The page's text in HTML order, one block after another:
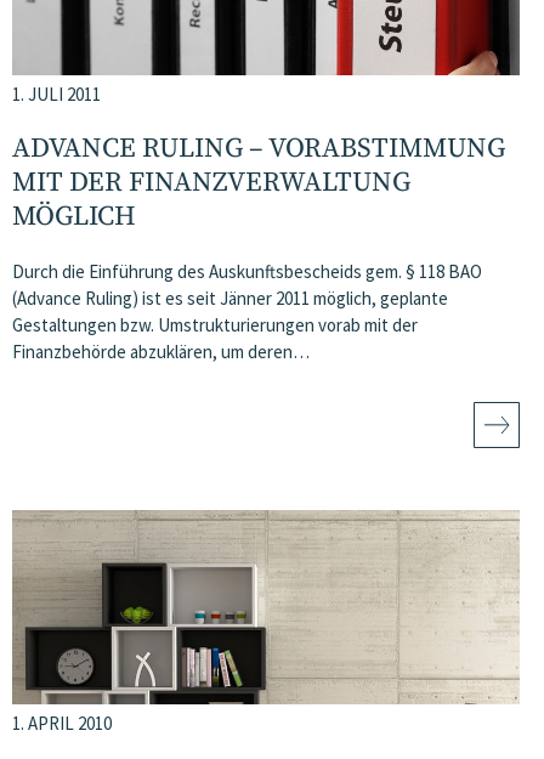
1. JULI 2011
ADVANCE RULING – VORABSTIMMUNG
MIT DER FINANZVERWALTUNG
MÖGLICH
Durch die Einführung des Auskunftsbescheids gem. § 118 BAO
(Advance Ruling) ist es seit Jänner 2011 möglich, geplante
Gestaltungen bzw. Umstrukturierungen vorab mit der
Finanzbehörde abzuklären, um deren…
1. APRIL 2010